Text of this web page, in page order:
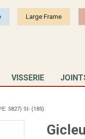
Large Frame
VISSERIE
5827) SI- (185)